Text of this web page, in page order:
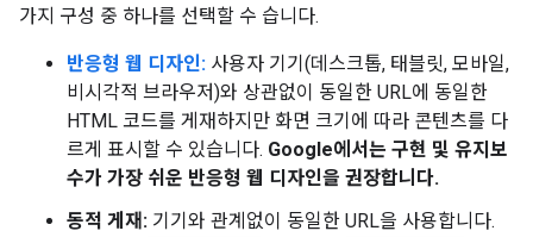
가지 구성 중 하나를 선택할 수 습니다.
반응형 웹 디자인: 사용자 기기(데스크톱, 태블릿, 모바일,
비시각적 브라우저)와 상관없이 동일한 URL에 동일한
HTML 코드를 게재하지만 화면 크기에 따라 콘텐츠를 다
르게 표시할 수 있습니다. Google에서는 구현 및 유지보
수가 가장 쉬운 반응형 웹 디자인을 권장합니다.
동적 게재: 기기와 관계없이 동일한 URL을 사용합니다.